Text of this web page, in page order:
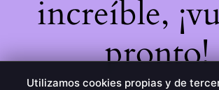
increíble,
pronto!
Utilizamos cookies propias y de